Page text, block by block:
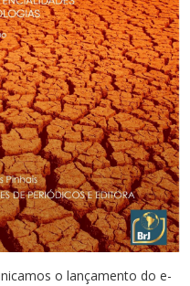
o lançamento do e-